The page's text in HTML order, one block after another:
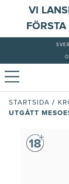
VI
STARTSIDA /
UTGÅTT